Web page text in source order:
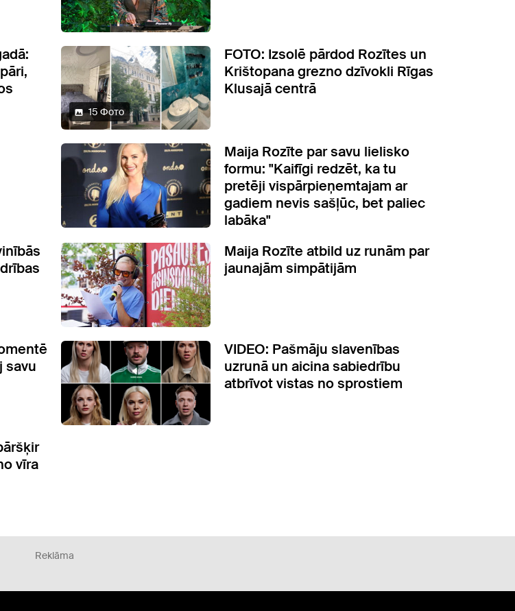
15 Фото
FOTO: Izsolē pārdod Rozītes un
Krištopana grezno dzīvokli Rīgas
Klusajā centrā
Maija Rozīte par savu lielisko
formu: "Kaifīgi redzēt, ka tu
pretēji vispārpieņemtajam ar
gadiem nevis sašļūc, bet paliec
labāka"
Maija Rozīte atbild uz runām par
jaunajām simpātijām
savu
VIDEO: Pašmāju slavenības
uzrunā un aicina sabiedrību
atbrīvot vistas no sprostiem
vīra
Reklāma